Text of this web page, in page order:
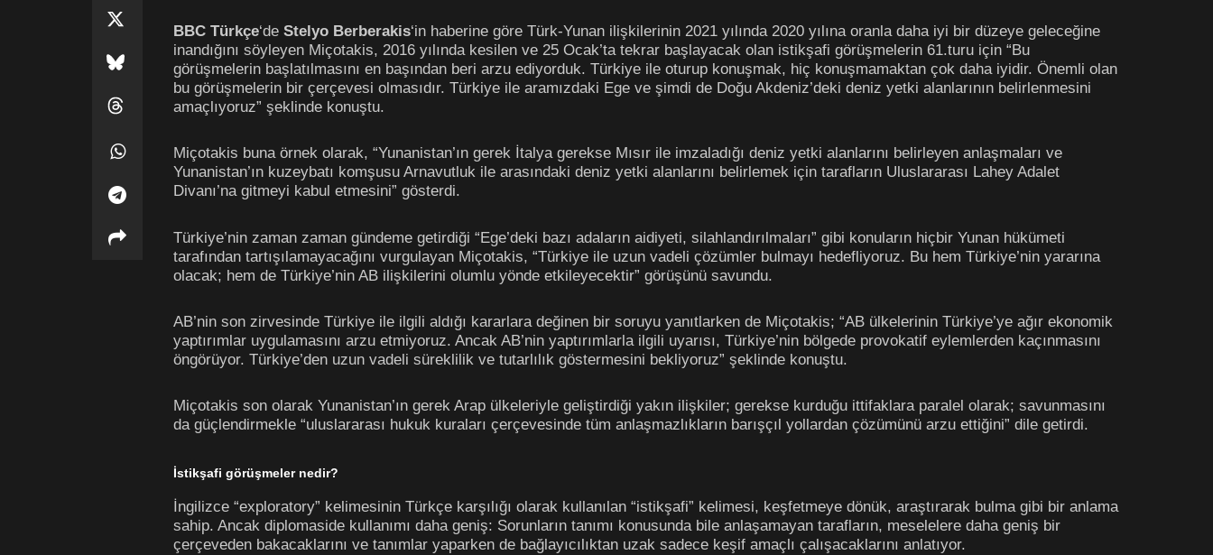
BBC Türkçe‘de Stelyo Berberakis‘in haberine göre Türk-Yunan ilişkilerinin 2021 yılında 2020 yılına oranla daha iyi bir düzeye geleceğine
inandığını söyleyen Miçotakis, 2016 yılında kesilen ve 25 Ocak’ta tekrar başlayacak olan istikşafi görüşmelerin 61.turu için “Bu
görüşmelerin başlatılmasını en başından beri arzu ediyorduk. Türkiye ile oturup konuşmak, hiç konuşmamaktan çok daha iyidir. Önemli olan
bu görüşmelerin bir çerçevesi olmasıdır. Türkiye ile aramızdaki Ege ve şimdi de Doğu Akdeniz’deki deniz yetki alanlarının belirlenmesini
amaçlıyoruz” şeklinde konuştu.
Miçotakis buna örnek olarak, “Yunanistan’ın gerek İtalya gerekse Mısır ile imzaladığı deniz yetki alanlarını belirleyen anlaşmaları ve
Yunanistan’ın kuzeybatı komşusu Arnavutluk ile arasındaki deniz yetki alanlarını belirlemek için tarafların Uluslararası Lahey Adalet
Divanı’na gitmeyi kabul etmesini” gösterdi.
Türkiye’nin zaman zaman gündeme getirdiği “Ege’deki bazı adaların aidiyeti, silahlandırılmaları” gibi konuların hiçbir Yunan hükümeti
tarafından tartışılamayacağını vurgulayan Miçotakis, “Türkiye ile uzun vadeli çözümler bulmayı hedefliyoruz. Bu hem Türkiye’nin yararına
olacak; hem de Türkiye’nin AB ilişkilerini olumlu yönde etkileyecektir” görüşünü savundu.
AB’nin son zirvesinde Türkiye ile ilgili aldığı kararlara değinen bir soruyu yanıtlarken de Miçotakis; “AB ülkelerinin Türkiye’ye ağır ekonomik
yaptırımlar uygulamasını arzu etmiyoruz. Ancak AB’nin yaptırımlarla ilgili uyarısı, Türkiye’nin bölgede provokatif eylemlerden kaçınmasını
öngörüyor. Türkiye’den uzun vadeli süreklilik ve tutarlılık göstermesini bekliyoruz” şeklinde konuştu.
Miçotakis son olarak Yunanistan’ın gerek Arap ülkeleriyle geliştirdiği yakın ilişkiler; gerekse kurduğu ittifaklara paralel olarak; savunmasını
da güçlendirmekle “uluslararası hukuk kuraları çerçevesinde tüm anlaşmazlıkların barışçıl yollardan çözümünü arzu ettiğini” dile getirdi.
İstikşafi görüşmeler nedir?
İngilizce “exploratory” kelimesinin Türkçe karşılığı olarak kullanılan “istikşafi” kelimesi, keşfetmeye dönük, araştırarak bulma gibi bir anlama
sahip. Ancak diplomaside kullanımı daha geniş: Sorunların tanımı konusunda bile anlaşamayan tarafların, meselelere daha geniş bir
çerçeveden bakacaklarını ve tanımlar yaparken de bağlayıcılıktan uzak sadece keşif amaçlı çalışacaklarını anlatıyor.